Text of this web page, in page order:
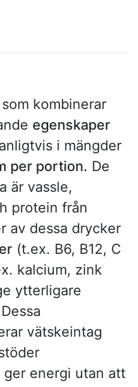
kombinerar
egenskaper
i mängder
per portion. De
är vassle,
protein från
av dessa drycker
(t.ex. B6, B12, C
kalcium, zink
ytterligare
vätskeintag
energi utan att